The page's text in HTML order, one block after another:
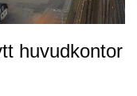
huvudkontor